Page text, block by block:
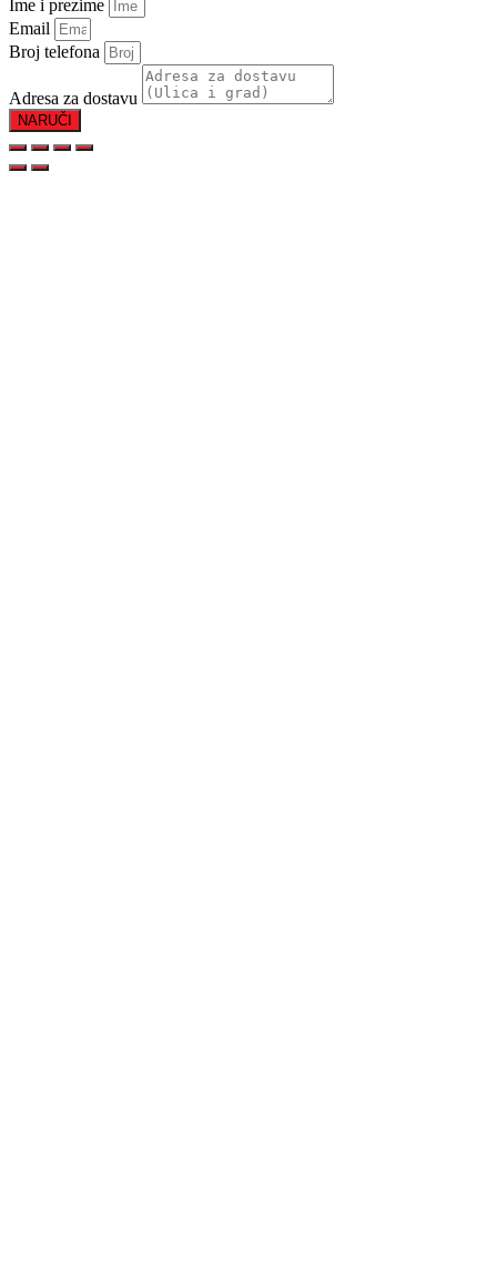
Ime i prezime
Email
Broj telefona
Adresa za dostavu
NARUČI